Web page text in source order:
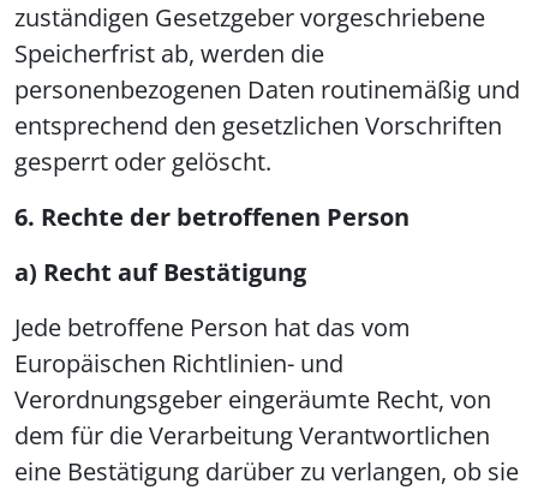
zuständigen Gesetzgeber vorgeschriebene
Speicherfrist ab, werden die
personenbezogenen Daten routinemäßig und
entsprechend den gesetzlichen Vorschriften
gesperrt oder gelöscht.
6. Rechte der betroffenen Person
a) Recht auf Bestätigung
Jede betroffene Person hat das vom
Europäischen Richtlinien- und
Verordnungsgeber eingeräumte Recht, von
dem für die Verarbeitung Verantwortlichen
eine Bestätigung darüber zu verlangen, ob sie